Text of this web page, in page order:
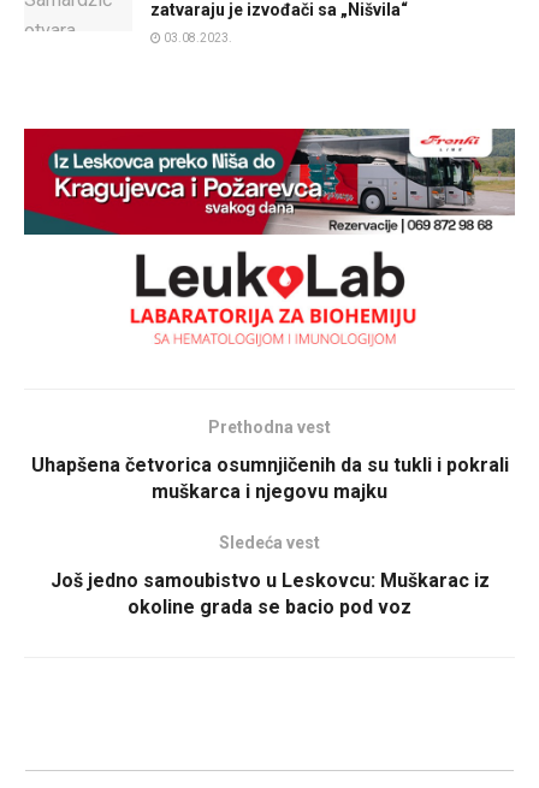
zatvaraju je izvođači sa „Nišvila“
03.08.2023.
Prethodna vest
Uhapšena četvorica osumnjičenih da su tukli i pokrali
muškarca i njegovu majku
Sledeća vest
Još jedno samoubistvo u Leskovcu: Muškarac iz
okoline grada se bacio pod voz